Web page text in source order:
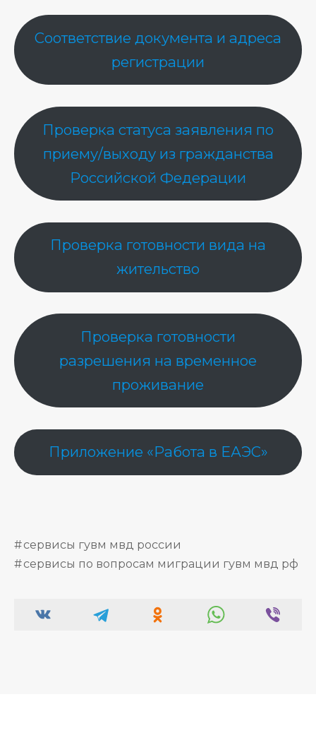
Соответствие документа и адреса
регистрации
Проверка статуса заявления по
приему/выходу из гражданства
Российской Федерации
Проверка готовности вида на
жительство
Проверка готовности
разрешения на временное
проживание
Приложение «Работа в ЕАЭС»
сервисы гувм мвд россии
сервисы по вопросам миграции гувм мвд рф